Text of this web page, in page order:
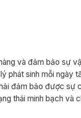
và đảm bảo sự
phát sinh mỗi ngày
đảm bảo được sự
thái minh bạch và